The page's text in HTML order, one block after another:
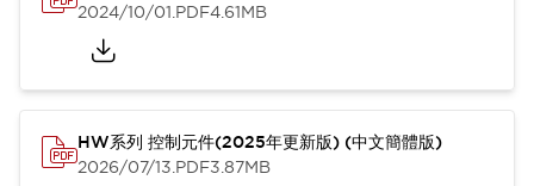
2024/10/01.PDF4.61MB
HW系列 控制元件(2025年更新版) (中文簡體版)
2026/07/13.PDF3.87MB